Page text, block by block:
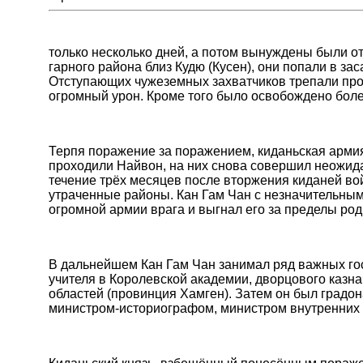
только несколько дней, а потом вынуждены были
гарного района близ Кудю (Кусен), они попали в
Отступающих чужеземных захватчиков трепали
огромный урон. Кроме того было освобождено
Терпя поражение за поражением, киданьская
проходили Найвон, на них снова совершил
течение трёх месяцев после вторжения киданей
утраченные районы. Кан Гам Чан с
огромной армии врага и выгнал его за пределы
В дальнейшем Кан Гам Чан занимал ряд важных
учителя в Королевской академии, дворцового
областей (провинция Хамген). Затем он был
министром-историографом, министром внутренних